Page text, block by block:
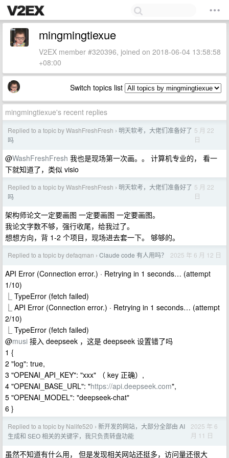
mingmingtiexue
V2EX member #320396, joined on 2018-06-04 13:58:58
+08:00
Switch topics list
mingmingtiexue's recent replies
Replied to a topic by WashFreshFresh › 明天软考，大佬们准备好了
吗
5 月 22
日
@WashFreshFresh 我也是现场第一次画。。 计算机专业的， 看一
下就知道了，类似 visio
Replied to a topic by WashFreshFresh › 明天软考，大佬们准备好了
吗
5 月 22
日
架构师论文一定要画图 一定要画图 一定要画图。
我论文字数不够，强行收尾，给我过了。
想想方向，背 1-2 个项目，现场进去套一下。 够够的。
Replied to a topic by defaqman › Claude code 有人用吗？ 2025 年 6 月 12 日
API Error (Connection error.) · Retrying in 1 seconds… (attempt
1/10)
⎿ TypeError (fetch failed)
⎿ API Error (Connection error.) · Retrying in 1 seconds… (attempt
2/10)
⎿ TypeError (fetch failed)
@musi 接入 deepseek ，这是 deepseek 设置错了吗
1 {
2 "log": true,
3 "OPENAI_API_KEY": "xxx" （ key 正确）,
4 "OPENAI_BASE_URL": "https://api.deepseek.com",
5 "OPENAI_MODEL": "deepseek-chat"
6 }
Replied to a topic by Nalife520 › 新开发的网站，大部分全部由 AI
生成和 SEO 相关的关键字，我只负责转盘功能
2025 年 6
月 11 日
虽然不知道有什么用， 但是发现相关网站还挺多，访问量还很大